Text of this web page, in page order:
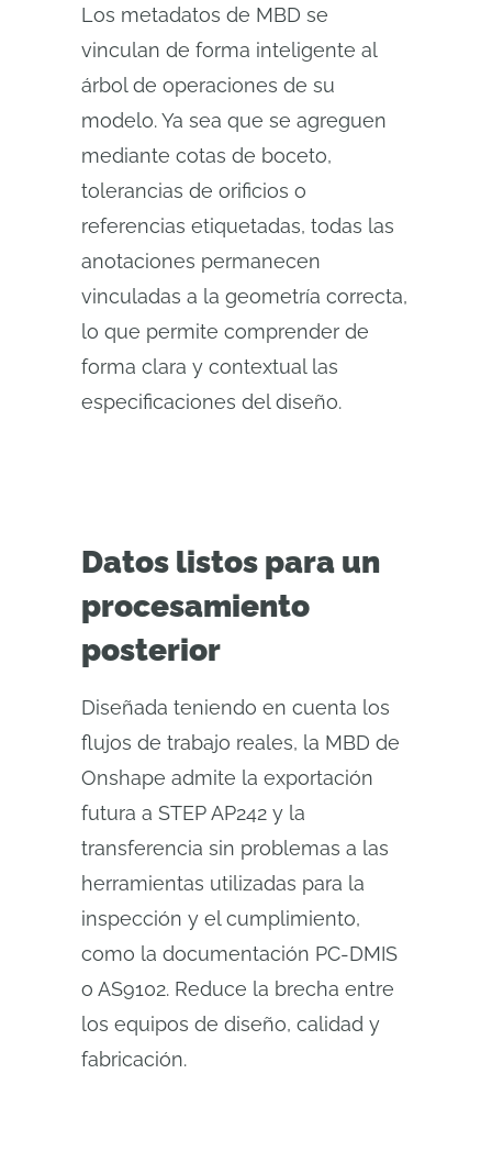
Los metadatos de MBD se
vinculan de forma inteligente al
árbol de operaciones de su
modelo. Ya sea que se agreguen
mediante cotas de boceto,
tolerancias de orificios o
referencias etiquetadas, todas las
anotaciones permanecen
vinculadas a la geometría correcta,
lo que permite comprender de
forma clara y contextual las
especificaciones del diseño.
Datos listos para un
procesamiento
posterior
Diseñada teniendo en cuenta los
flujos de trabajo reales, la MBD de
Onshape admite la exportación
futura a STEP AP242 y la
transferencia sin problemas a las
herramientas utilizadas para la
inspección y el cumplimiento,
como la documentación PC-DMIS
o AS9102. Reduce la brecha entre
los equipos de diseño, calidad y
fabricación.